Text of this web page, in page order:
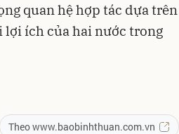
quan hệ hợp tác dựa trên
lợi ích của hai nước trong
Theo www.baobinhthuan.com.vn